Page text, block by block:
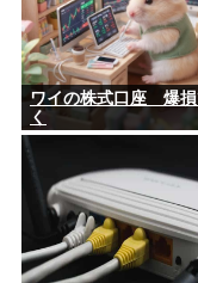
ワイの株式口座 爆
く